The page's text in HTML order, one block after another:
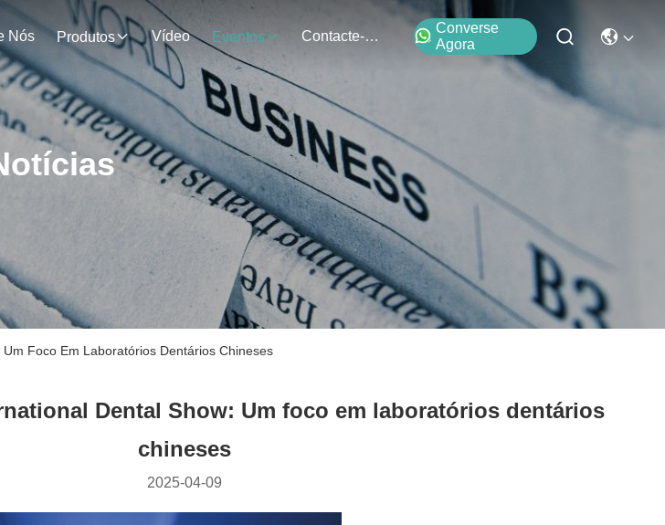
Nós Produtos Vídeo Eventos Contacte-Nos
Converse
Agora
Foco Em Laboratórios Dentários Chineses
Dental Show: Um foco em laboratórios dentários
chineses
2025-04-09